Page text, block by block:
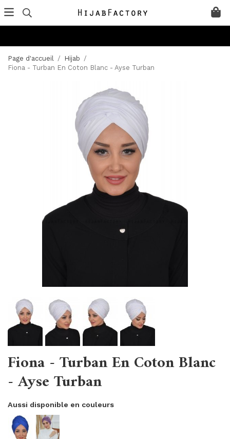
Page d'accueil / Hijab /
Fiona - Turban En Coton Blanc - Ayse Turban
Fiona - Turban En Coton Blanc
- Ayse Turban
Aussi disponible en couleurs